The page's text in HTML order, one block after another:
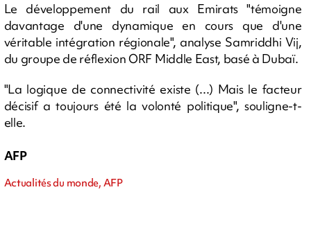
Le développement du rail aux Emirats "témoigne
davantage d'une dynamique en cours que d'une
véritable intégration régionale", analyse Samriddhi Vij,
du groupe de réflexion ORF Middle East, basé à Dubaï.
"La logique de connectivité existe (...) Mais le facteur
décisif a toujours été la volonté politique", souligne-t-
elle.
AFP
Actualités du monde, AFP